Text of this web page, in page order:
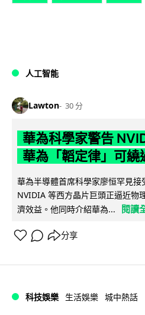
人工智能
Lawton 30 分
華為科學家警告
華為「韜定律」可繞
華為半導體首席科學家廖恒罕見
NVIDIA 等西方晶片巨頭正逼近物
濟效益。他同時介紹華為...
閱讀
分享
科技娛樂 生活娛樂 城中熱話